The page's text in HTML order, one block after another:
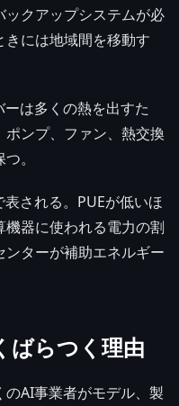
ックアップシステムが必
には地域間を移動す
は多くの熱を出すた
ンプ、ファン、熱交換
。
される。PUEが低いほ
器に使われる電力の割
ターが補助エネルギー
ばらつく理由
AI事業者がモデル、製